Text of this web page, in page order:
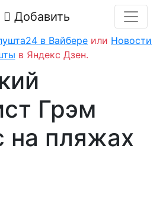
Добавить
в Вайбере или Новости
в Яндекс Дзен.
Грэм
на пляжах